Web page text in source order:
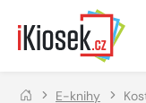
Přejít na hlavní obsah
E-knihy